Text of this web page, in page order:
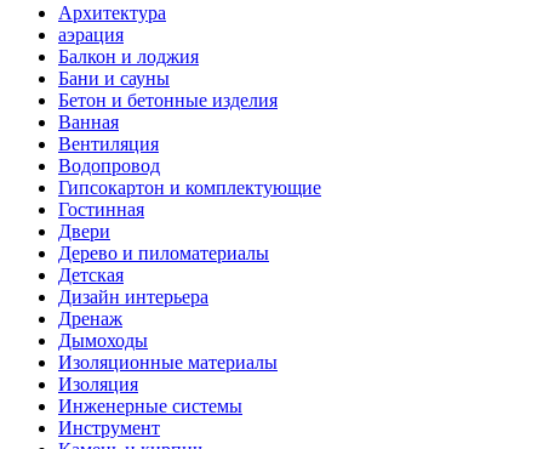
Архитектура
аэрация
Балкон и лоджия
Бани и сауны
Бетон и бетонные изделия
Ванная
Вентиляция
Водопровод
Гипсокартон и комплектующие
Гостинная
Двери
Дерево и пиломатериалы
Детская
Дизайн интерьера
Дренаж
Дымоходы
Изоляционные материалы
Изоляция
Инженерные системы
Инструмент